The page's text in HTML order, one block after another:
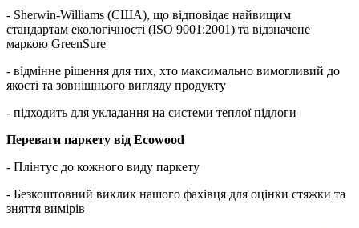
- Sherwin-Williams (США), що відповідає найвищим
стандартам екологічності (ISO 9001:2001) та відзначене
маркою GreenSure
- відмінне рішення для тих, хто максимально вимогливий до
якості та зовнішнього вигляду продукту
- підходить для укладання на системи теплої підлоги
Переваги паркету від Ecowood
- Плінтус до кожного виду паркету
- Безкоштовний виклик нашого фахівця для оцінки стяжки та
зняття вимірів